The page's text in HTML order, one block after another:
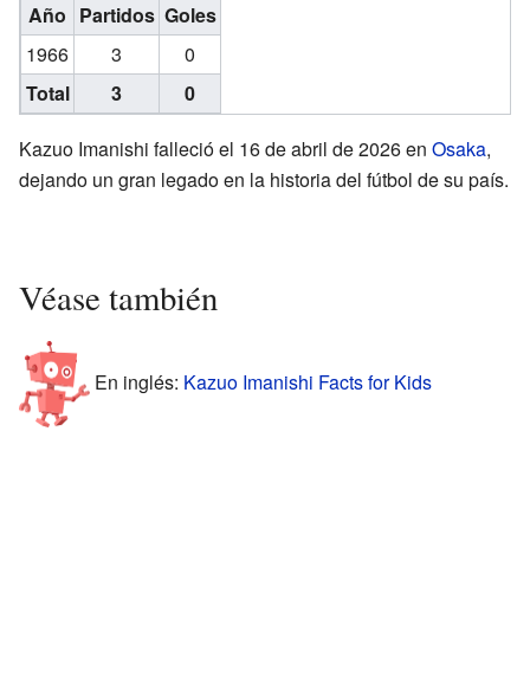
Año Partidos Goles
1966
3
0
Total
3 0
Kazuo Imanishi falleció el 16 de abril de 2026 en Osaka,
dejando un gran legado en la historia del fútbol de su país.
Véase también
En inglés: Kazuo Imanishi Facts for Kids